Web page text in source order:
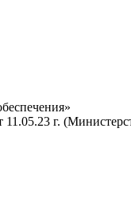
г.